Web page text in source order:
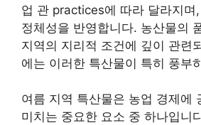
업 관 practices에 따라 달라지며
정체성을 반영합니다. 농산물의
지역의 지리적 조건에 깊이 관련
에는 이러한 특산물이 특히 풍부
여름 지역 특산물은 농업 경제에
미치는 중요한 요소 중 하나입니